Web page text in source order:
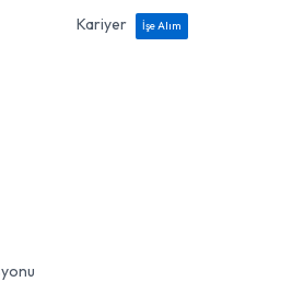
Kariyer
İşe Alım